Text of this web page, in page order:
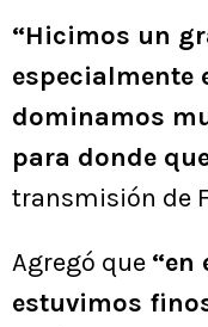
“Hicimos un
especialmente
dominamos
para donde
transmisión de
Agregó que “en
estuvimos